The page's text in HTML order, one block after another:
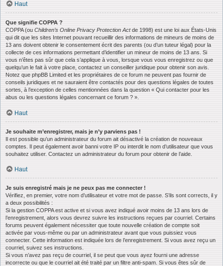
Haut
Que signifie COPPA ?
COPPA (ou Children’s Online Privacy Protection Actde 1998) est une loi aux États-Unis
qui dit que les sites Internet pouvant recueillir des informations de mineurs de moins de
13 ans doivent obtenir le consentement écrit des parents (ou d’un tuteur légal) pour la
collecte de ces informations permettant d’identifier un mineur de moins de 13 ans. Si
vous n’êtes pas sûr que cela s’applique à vous, lorsque vous vous enregistrez ou que
quelqu’un le fait à votre place, contactez un conseiller juridique pour obtenir son avis.
Notez que phpBB Limited et les propriétaires de ce forum ne peuvent pas fournir de
conseils juridiques et ne sauraient être contactés pour des questions légales de toutes
sortes, à l’exception de celles mentionnées dans la question « Qui contacter pour les
abus ou les questions légales concernant ce forum ? ».
Haut
Je souhaite m’enregistrer, mais je n’y parviens pas !
Il est possible qu’un administrateur du forum ait désactivé la création de nouveaux
comptes. Il peut également avoir banni votre IP ou interdit le nom d’utilisateur que vous
souhaitez utiliser. Contactez un administrateur du forum pour obtenir de l’aide.
Haut
Je suis enregistré mais je ne peux pas me connecter !
Vérifiez, en premier, votre nom d’utilisateur et votre mot de passe. S’ils sont corrects, il y
a deux possibilités :
Si la gestion COPPA est active et si vous avez indiqué avoir moins de 13 ans lors de
l’enregistrement, alors vous devrez suivre les instructions reçues par courriel. Certains
forums peuvent également nécessiter que toute nouvelle création de compte soit
activée par vous-même ou par un administrateur avant que vous puissiez vous
connecter. Cette information est indiquée lors de l’enregistrement. Si vous avez reçu un
courriel, suivez ses instructions.
Si vous n’avez pas reçu de courriel, il se peut que vous ayez fourni une adresse
incorrecte ou que le courriel ait été traité par un filtre anti-spam. Si vous êtes sûr de